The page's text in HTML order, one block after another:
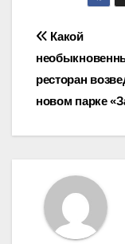
по
Какой
ресторан
новом парке